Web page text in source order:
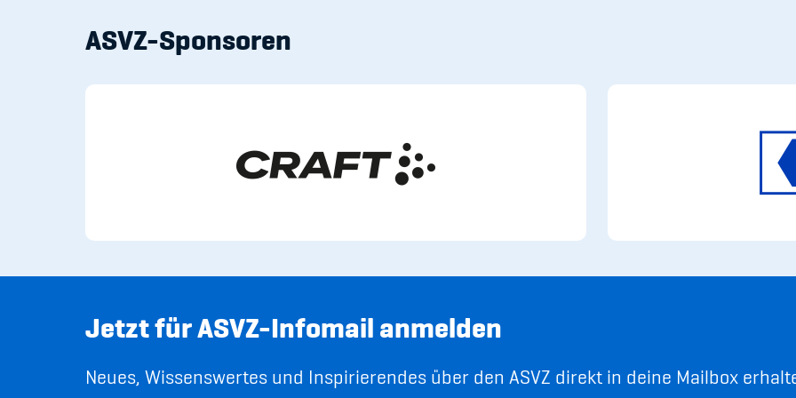
ASVZ-Sponsoren
Jetzt für ASVZ-Infomail anmelden
Neues, Wissenswertes und Inspirierendes über den ASVZ direkt in deine Mailbox